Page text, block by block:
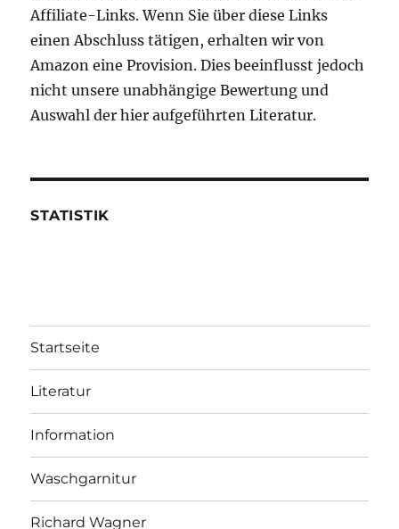
Affiliate-Links. Wenn Sie über diese Links
einen Abschluss tätigen, erhalten wir von
Amazon eine Provision. Dies beeinflusst jedoch
nicht unsere unabhängige Bewertung und
Auswahl der hier aufgeführten Literatur.
STATISTIK
Startseite
Literatur
Information
Waschgarnitur
Richard Wagner